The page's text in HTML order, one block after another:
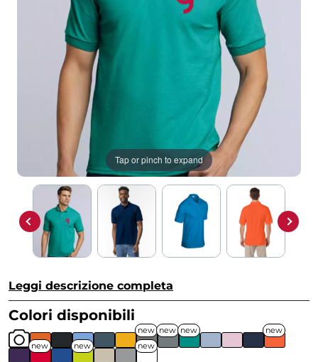
Tap or pinch to expand
Leggi descrizione completa
Colori disponibili
new new new
new
new
new new